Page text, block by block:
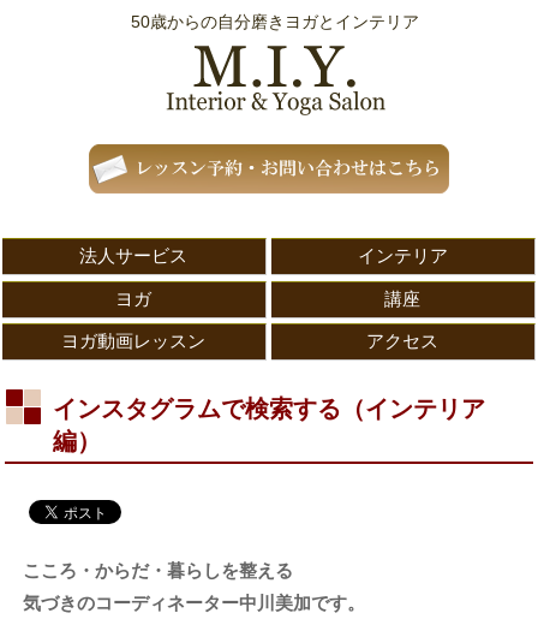
50歳からの自分磨きヨガとインテリア
法人サービス インテリア
ヨガ 講座
ヨガ動画レッスン アクセス
インスタグラムで検索する（インテリア
編）
こころ・からだ・暮らしを整える
気づきのコーディネーター中川美加です。